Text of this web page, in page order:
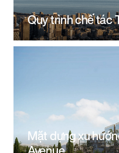
Quy trình chế tác
Mặt dựng xu